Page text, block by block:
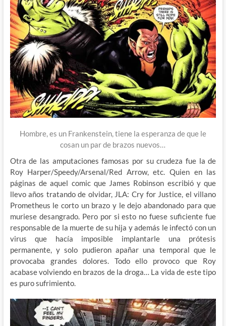
Hombre, es un Frankenstein, tiene la esperanza de que le
cosan un par de brazos nuevos…
Otra de las amputaciones famosas por su crudeza fue la de
Roy Harper/Speedy/Arsenal/Red Arrow, etc. Quien en las
páginas de aquel comic que James Robinson escribió y que
llevo años tratando de olvidar, JLA: Cry for Justice, el villano
Prometheus le corto un brazo y le dejo abandonado para que
muriese desangrado. Pero por si esto no fuese suficiente fue
responsable de la muerte de su hija y además le infectó con un
virus que hacía imposible implantarle una prótesis
permanente, y solo pudieron apañar una temporal que le
provocaba grandes dolores. Todo ello provoco que Roy
acabase volviendo en brazos de la droga… La vida de este tipo
es puro sufrimiento.